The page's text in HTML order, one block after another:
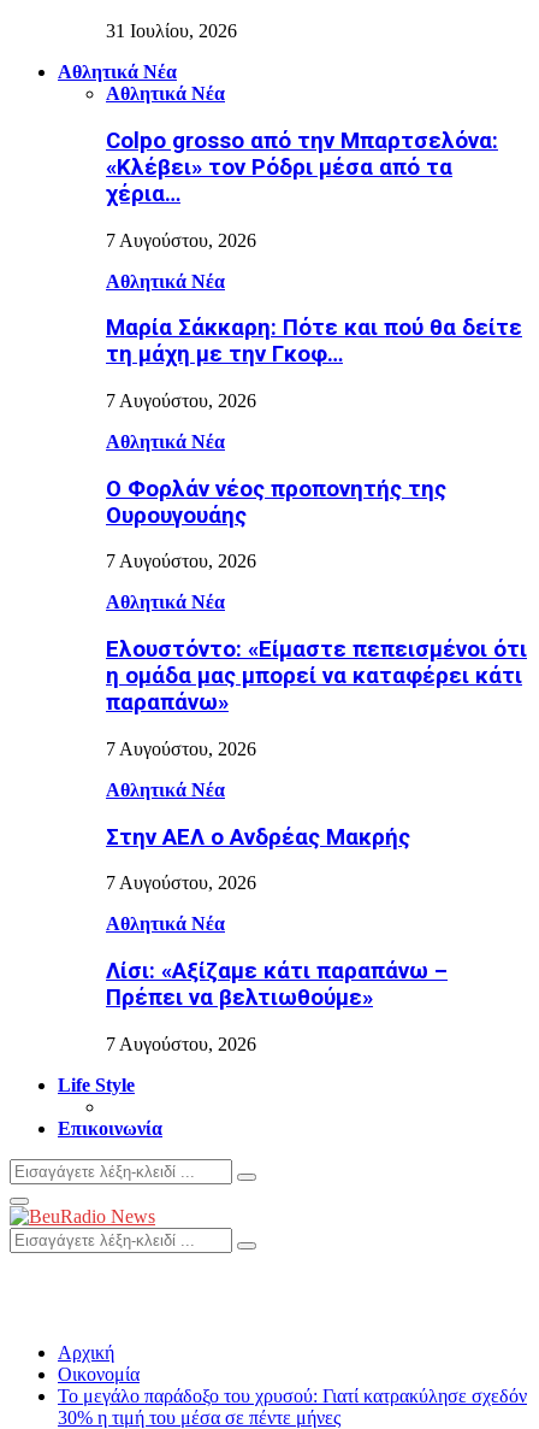
31 Ιουλίου, 2026
Αθλητικά Νέα
Αθλητικά Νέα
Colpo grosso από την Μπαρτσελόνα:
«Κλέβει» τον Ρόδρι μέσα από τα
χέρια…
7 Αυγούστου, 2026
Αθλητικά Νέα
Μαρία Σάκκαρη: Πότε και πού θα δείτε
τη μάχη με την Γκοφ…
7 Αυγούστου, 2026
Αθλητικά Νέα
Ο Φορλάν νέος προπονητής της
Ουρουγουάης
7 Αυγούστου, 2026
Αθλητικά Νέα
Ελουστόντο: «Είμαστε πεπεισμένοι ότι
η ομάδα μας μπορεί να καταφέρει κάτι
παραπάνω»
7 Αυγούστου, 2026
Αθλητικά Νέα
Στην ΑΕΛ ο Ανδρέας Μακρής
7 Αυγούστου, 2026
Αθλητικά Νέα
Λίσι: «Αξίζαμε κάτι παραπάνω –
Πρέπει να βελτιωθούμε»
7 Αυγούστου, 2026
Life Style
Επικοινωνία
Search
for:
Search
Primary
Menu
Search
for:
Search
Αρχική
Οικονομία
Το μεγάλο παράδοξο του χρυσού: Γιατί κατρακύλησε σχεδόν
30% η τιμή του μέσα σε πέντε μήνες